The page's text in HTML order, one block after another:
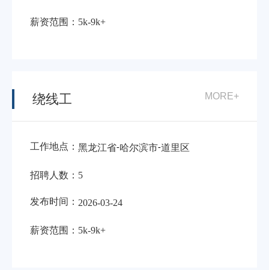
薪资范围： 5k-9k+
绕线工 MORE+
工作地点： 黑龙江省-哈尔滨市-道里区
招聘人数： 5
发布时间： 2026-03-24
薪资范围： 5k-9k+